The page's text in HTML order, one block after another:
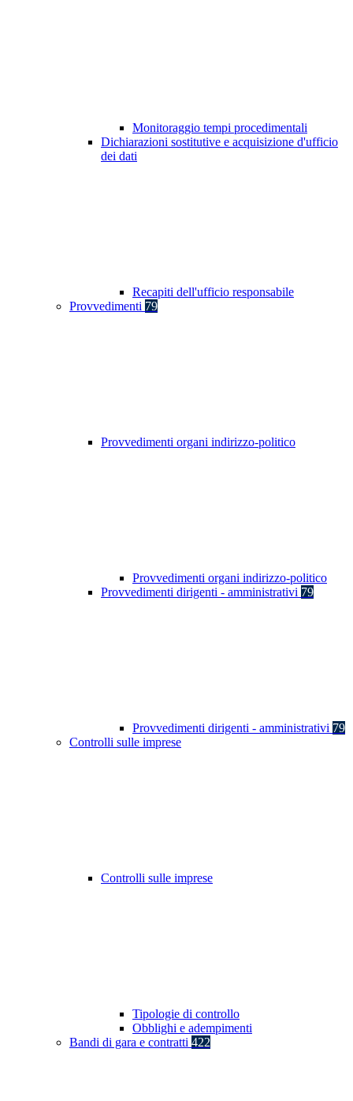
Monitoraggio tempi procedimentali
Dichiarazioni sostitutive e acquisizione d'ufficio
dei dati
Recapiti dell'ufficio responsabile
Provvedimenti 79
Provvedimenti organi indirizzo-politico
Provvedimenti organi indirizzo-politico
Provvedimenti dirigenti - amministrativi 79
Provvedimenti dirigenti - amministrativi 79
Controlli sulle imprese
Controlli sulle imprese
Tipologie di controllo
Obblighi e adempimenti
Bandi di gara e contratti 422